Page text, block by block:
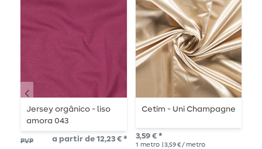
Jersey orgânico - liso
amora 043
PVP
a partir de 12,23 € *
Cetim - Uni Champagne
3,59 € *
1 metro | 3,59 € / metro